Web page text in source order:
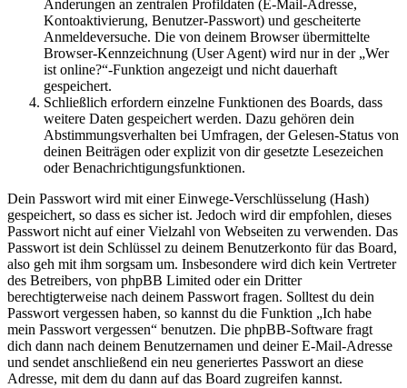
Änderungen an zentralen Profildaten (E-Mail-Adresse,
Kontoaktivierung, Benutzer-Passwort) und gescheiterte
Anmeldeversuche. Die von deinem Browser übermittelte
Browser-Kennzeichnung (User Agent) wird nur in der „Wer
ist online?“-Funktion angezeigt und nicht dauerhaft
gespeichert.
Schließlich erfordern einzelne Funktionen des Boards, dass
weitere Daten gespeichert werden. Dazu gehören dein
Abstimmungsverhalten bei Umfragen, der Gelesen-Status von
deinen Beiträgen oder explizit von dir gesetzte Lesezeichen
oder Benachrichtigungsfunktionen.
Dein Passwort wird mit einer Einwege-Verschlüsselung (Hash)
gespeichert, so dass es sicher ist. Jedoch wird dir empfohlen, dieses
Passwort nicht auf einer Vielzahl von Webseiten zu verwenden. Das
Passwort ist dein Schlüssel zu deinem Benutzerkonto für das Board,
also geh mit ihm sorgsam um. Insbesondere wird dich kein Vertreter
des Betreibers, von phpBB Limited oder ein Dritter
berechtigterweise nach deinem Passwort fragen. Solltest du dein
Passwort vergessen haben, so kannst du die Funktion „Ich habe
mein Passwort vergessen“ benutzen. Die phpBB-Software fragt
dich dann nach deinem Benutzernamen und deiner E-Mail-Adresse
und sendet anschließend ein neu generiertes Passwort an diese
Adresse, mit dem du dann auf das Board zugreifen kannst.